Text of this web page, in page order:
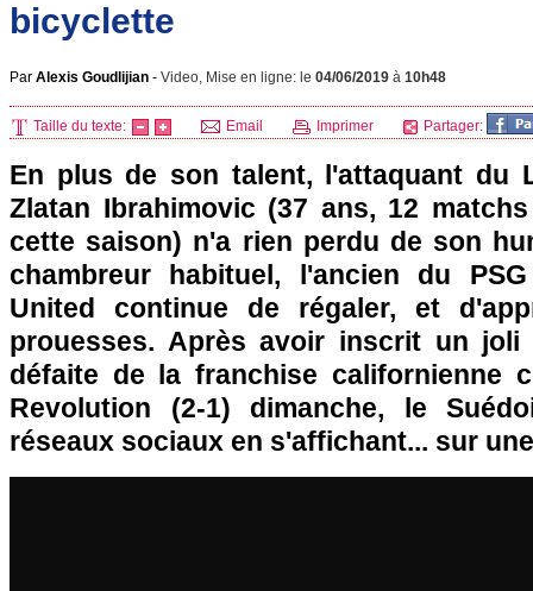
bicyclette
Par Alexis Goudlijian - Video, Mise en ligne: le 04/06/2019 à 10h48
Taille du texte: Email Imprimer Partager:
En plus de son talent, l'attaquant du
Zlatan Ibrahimovic (37 ans, 12
cette saison) n'a rien perdu de son
chambreur habituel, l'ancien du
United continue de régaler, et
prouesses. Après avoir inscrit un
défaite de la franchise californienne
Revolution (2-1) dimanche, le
réseaux sociaux en s'affichant... sur